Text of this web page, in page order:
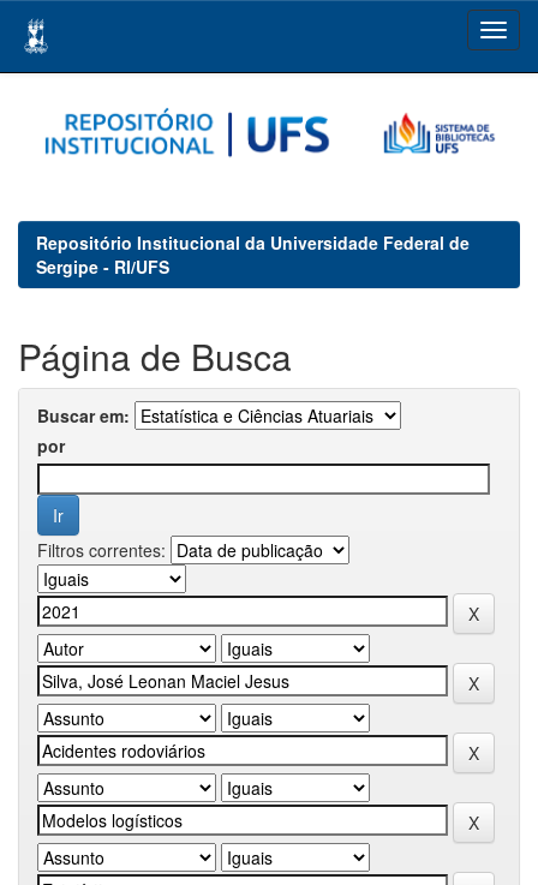
navigation
Repositório Institucional da Universidade Federal de
Sergipe - RI/UFS
Página de Busca
Buscar em:
por
Filtros correntes: